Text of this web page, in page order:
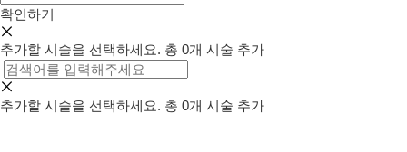
확인하기
추가할 시술을 선택하세요. 총 0개 시술 추가
추가할 시술을 선택하세요. 총 0개 시술 추가